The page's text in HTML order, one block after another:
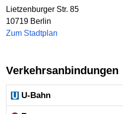
Lietzenburger Str. 85
10719 Berlin
Zum Stadtplan
Verkehrsanbindungen
U-Bahn